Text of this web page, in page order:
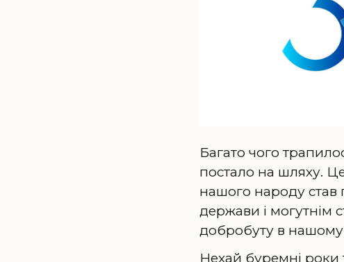
Багато чого
постало на шляху.
нашого народу став
держави і могутнім
добробуту в нашому
Нехай буремні роки